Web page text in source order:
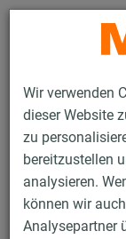
Wir verwenden
dieser Website
zu
bereitzustellen
analysieren.
können wir
Analysepartner
Produkte
MPC-